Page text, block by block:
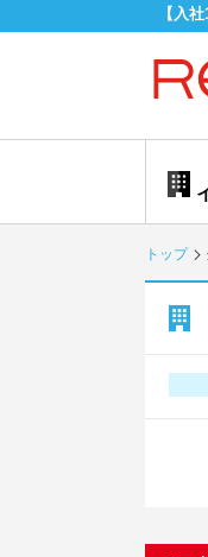
【入
トップ